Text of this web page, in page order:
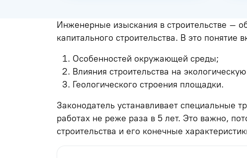
Инженерные изыскания в строительстве –
капитального строительства. В это
Особенностей окружающей среды;
Влияния строительства на
Геологического строения площадки.
Законодатель устанавливает специальные
работах не реже раза в 5 лет. Это важно,
строительства и его конечные